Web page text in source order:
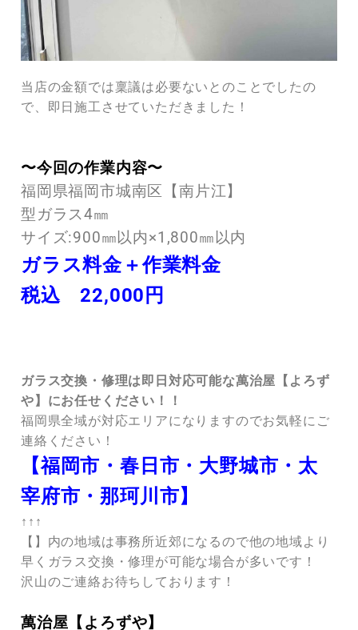
当店の金額では稟議は必要ないとのことでしたの
で、即日施工させていただきました！
〜今回の作業内容〜
福岡県福岡市城南区【南片江】
型ガラス4㎜
サイズ:900㎜以内×1,800㎜以内
ガラス料金＋作業料金
税込 22,000円
ガラス交換・修理は即日対応可能な萬治屋【よろず
や】にお任せください！！
福岡県全域が対応エリアになりますのでお気軽にご
連絡ください！
【福岡市・春日市・大野城市・太
宰府市・那珂川市】
↑↑↑
【】内の地域は事務所近郊になるので他の地域より
早くガラス交換・修理が可能な場合が多いです！
沢山のご連絡お待ちしております！
萬治屋【よろずや】